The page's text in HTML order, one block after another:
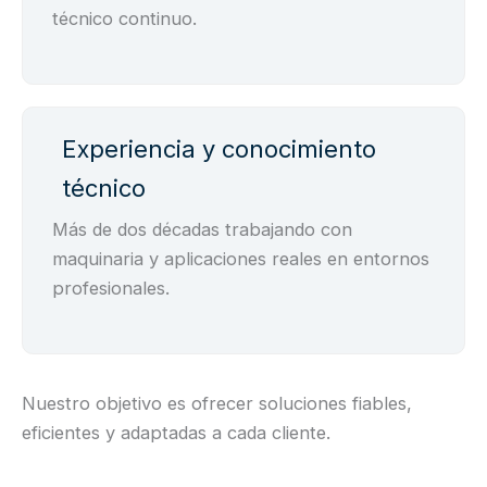
técnico continuo.
Experiencia y conocimiento
técnico
Más de dos décadas trabajando con
maquinaria y aplicaciones reales en entornos
profesionales.
Nuestro objetivo es ofrecer soluciones fiables,
eficientes y adaptadas a cada cliente.